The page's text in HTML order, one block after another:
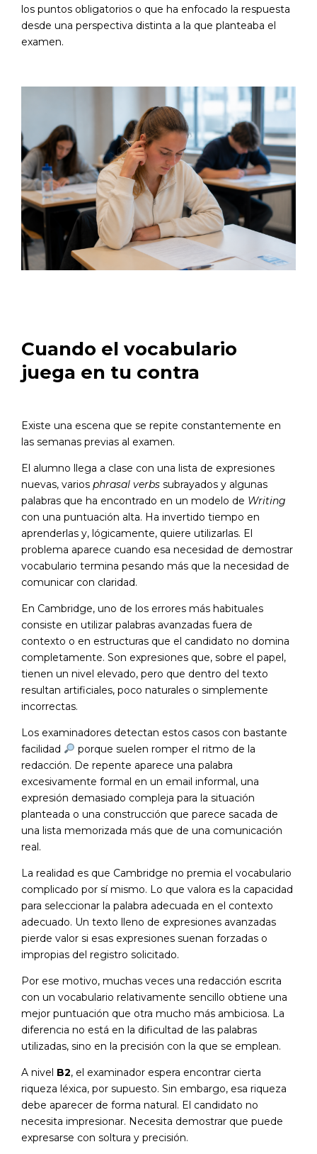
los puntos obligatorios o que ha enfocado la respuesta
desde una perspectiva distinta a la que planteaba el
examen.
Cuando el vocabulario
juega en tu contra
Existe una escena que se repite constantemente en
las semanas previas al examen.
El alumno llega a clase con una lista de expresiones
nuevas, varios phrasal verbs subrayados y algunas
palabras que ha encontrado en un modelo de Writing
con una puntuación alta. Ha invertido tiempo en
aprenderlas y, lógicamente, quiere utilizarlas. El
problema aparece cuando esa necesidad de demostrar
vocabulario termina pesando más que la necesidad de
comunicar con claridad.
En Cambridge, uno de los errores más habituales
consiste en utilizar palabras avanzadas fuera de
contexto o en estructuras que el candidato no domina
completamente. Son expresiones que, sobre el papel,
tienen un nivel elevado, pero que dentro del texto
resultan artificiales, poco naturales o simplemente
incorrectas.
Los examinadores detectan estos casos con bastante
facilidad
porque suelen romper el ritmo de la
redacción. De repente aparece una palabra
excesivamente formal en un email informal, una
expresión demasiado compleja para la situación
planteada o una construcción que parece sacada de
una lista memorizada más que de una comunicación
real.
La realidad es que Cambridge no premia el vocabulario
complicado por sí mismo. Lo que valora es la capacidad
para seleccionar la palabra adecuada en el contexto
adecuado. Un texto lleno de expresiones avanzadas
pierde valor si esas expresiones suenan forzadas o
impropias del registro solicitado.
Por ese motivo, muchas veces una redacción escrita
con un vocabulario relativamente sencillo obtiene una
mejor puntuación que otra mucho más ambiciosa. La
diferencia no está en la dificultad de las palabras
utilizadas, sino en la precisión con la que se emplean.
A nivel B2, el examinador espera encontrar cierta
riqueza léxica, por supuesto. Sin embargo, esa riqueza
debe aparecer de forma natural. El candidato no
necesita impresionar. Necesita demostrar que puede
expresarse con soltura y precisión.